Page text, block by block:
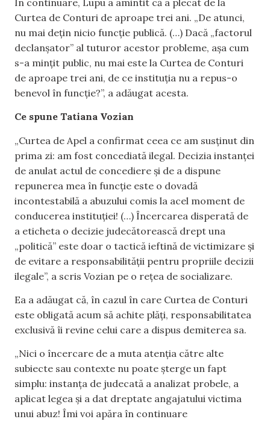
Curtea de Conturi de aproape trei ani. „De atunci,
nu mai dețin nicio funcție publică. (…) Dacă „factorul
declanșator” al tuturor acestor probleme, așa cum
s-a mințit public, nu mai este la Curtea de Conturi
de aproape trei ani, de ce instituția nu a repus-o
benevol în funcție?”, a adăugat acesta.
Ce spune Tatiana Vozian
„Curtea de Apel a confirmat ceea ce am susținut din
prima zi: am fost concediată ilegal. Decizia instanței
de anulat actul de concediere și de a dispune
repunerea mea în funcție este o dovadă
incontestabilă a abuzului comis la acel moment de
conducerea instituției! (…) Încercarea disperată de
a eticheta o decizie judecătorească drept una
„politică” este doar o tactică ieftină de victimizare și
de evitare a responsabilității pentru propriile decizii
ilegale”, a scris Vozian pe o rețea de socializare.
Ea a adăugat că, în cazul în care Curtea de Conturi
este obligată acum să achite plăți, responsabilitatea
exclusivă îi revine celui care a dispus demiterea sa.
„Nici o încercare de a muta atenția către alte
subiecte sau contexte nu poate șterge un fapt
simplu: instanța de judecată a analizat probele, a
aplicat legea și a dat dreptate angajatului victima
unui abuz! Îmi voi apăra în continuare